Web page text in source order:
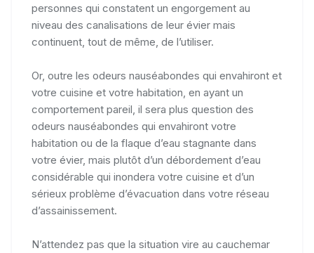
personnes qui constatent un engorgement au
niveau des canalisations de leur évier mais
continuent, tout de même, de l’utiliser.
Or, outre les odeurs nauséabondes qui envahiront et
votre cuisine et votre habitation, en ayant un
comportement pareil, il sera plus question des
odeurs nauséabondes qui envahiront votre
habitation ou de la flaque d’eau stagnante dans
votre évier, mais plutôt d’un débordement d’eau
considérable qui inondera votre cuisine et d’un
sérieux problème d’évacuation dans votre réseau
d’assainissement.
N’attendez pas que la situation vire au cauchemar